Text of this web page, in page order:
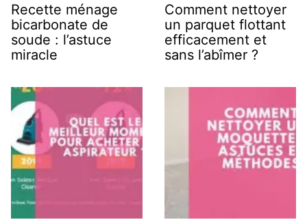
Recette ménage
bicarbonate de
soude : l’astuce
miracle
Comment nettoyer
un parquet flottant
efficacement et
sans l’abîmer ?